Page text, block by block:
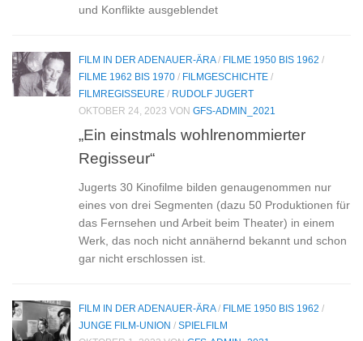
und Konflikte ausgeblendet
FILM IN DER ADENAUER-ÄRA/ FILME 1950 BIS 1962 /
FILME 1962 BIS 1970 / FILMGESCHICHTE /
FILMREGISSEURE / RUDOLF JUGERT
OKTOBER 24, 2023 VON GFS-ADMIN_2021
„Ein einstmals wohlrenommierter
Regisseur“
Jugerts 30 Kinofilme bilden genaugenommen nur
eines von drei Segmenten (dazu 50 Produktionen für
das Fernsehen und Arbeit beim Theater) in einem
Werk, das noch nicht annähernd bekannt und schon
gar nicht erschlossen ist.
FILM IN DER ADENAUER-ÄRA/ FILME 1950 BIS 1962 /
JUNGE FILM-UNION / SPIELFILM